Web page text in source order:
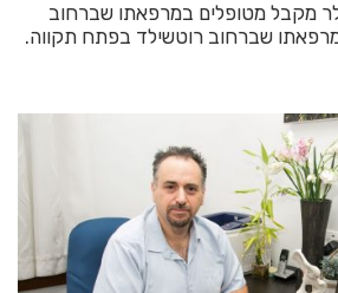
מקבל מטופלים במרפאתו שברחוב
שברחוב רוטשילד בפתח תקווה.